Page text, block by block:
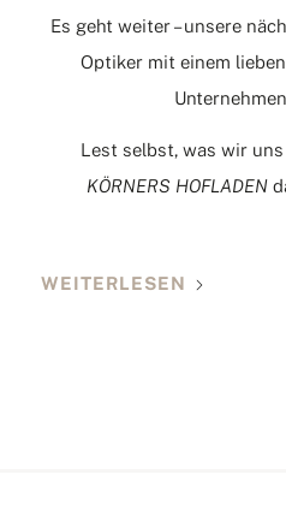
Es geht weiter – unsere
Optiker mit einem
Lest selbst, was wir uns
KÖRNERS HOFLADEN
WEITERLESEN